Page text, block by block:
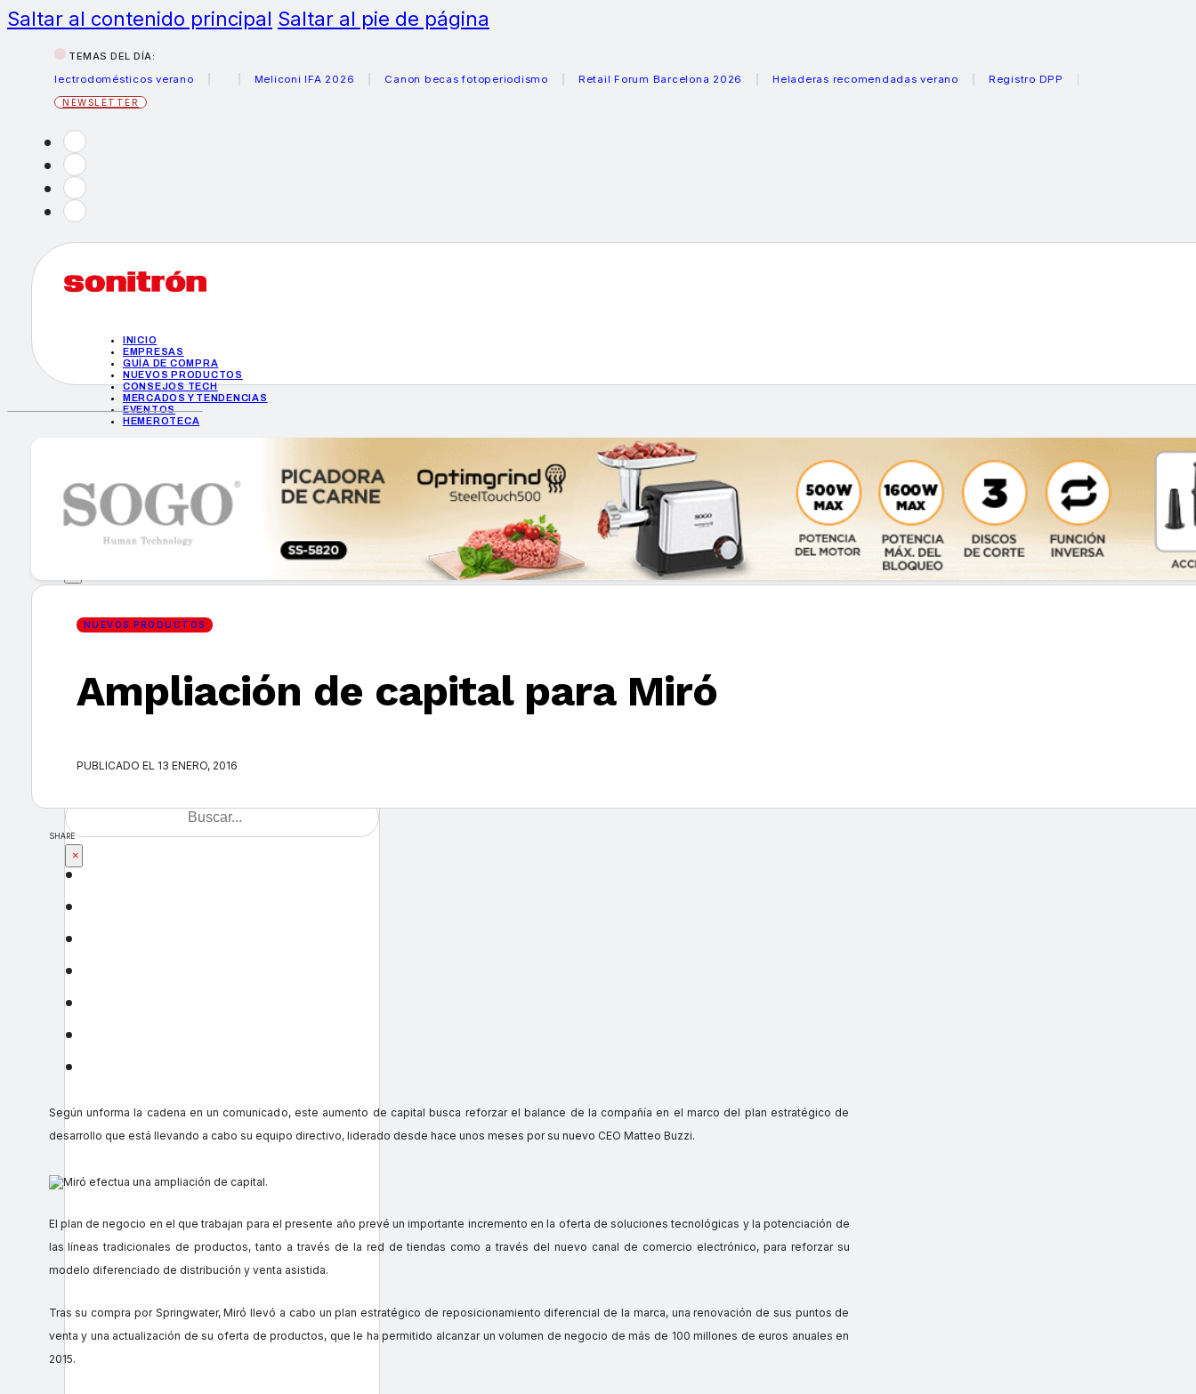
Saltar al contenido principal Saltar al pie de página
TEMAS DEL DÍA:
electrodomésticos verano
Meliconi IFA 2026 Canon becas fotoperiodismo Retail Forum Barcelona 2026 Heladeras recomendadas verano Registro DPP
NEWSLETTER
INICIO
EMPRESAS
GUÍA DE COMPRA
NUEVOS PRODUCTOS
CONSEJOS TECH
MERCADOS Y TENDENCIAS
EVENTOS
HEMEROTECA
GUÍA DE COMPRA
NUEVOS PRODUCTOS
CONSEJOS TECH
MERCADOS Y TENDENCIAS
HEMEROTECA
Encuentra tu noticia
×
NUEVOS PRODUCTOS
Ampliación de capital para Miró
PUBLICADO EL 13 ENERO, 2016
SHARE
Según unforma la cadena en un comunicado, este aumento de capital busca reforzar el balance de la compañía en el marco del plan estratégico de
desarrollo que está llevando a cabo su equipo directivo, liderado desde hace unos meses por su nuevo CEO Matteo Buzzi.
El plan de negocio en el que trabajan para el presente año prevé un importante incremento en la oferta de soluciones tecnológicas y la potenciación de
las líneas tradicionales de productos, tanto a través de la red de tiendas como a través del nuevo canal de comercio electrónico, para reforzar su
modelo diferenciado de distribución y venta asistida.
Tras su compra por Springwater, Miró llevó a cabo un plan estratégico de reposicionamiento diferencial de la marca, una renovación de sus puntos de
venta y una actualización de su oferta de productos, que le ha permitido alcanzar un volumen de negocio de más de 100 millones de euros anuales en
2015.